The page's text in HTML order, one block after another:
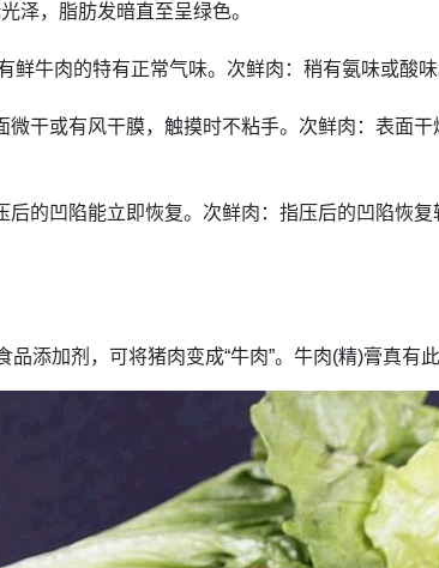
泽，脂肪发暗直至呈绿色。
鲜牛肉的特有正常气味。次鲜肉：稍有氨味或酸味
微干或有风干膜，触摸时不粘手。次鲜肉：表面
后的凹陷能立即恢复。次鲜肉：指压后的凹陷恢
品添加剂，可将猪肉变成“牛肉”。牛肉(精)膏真